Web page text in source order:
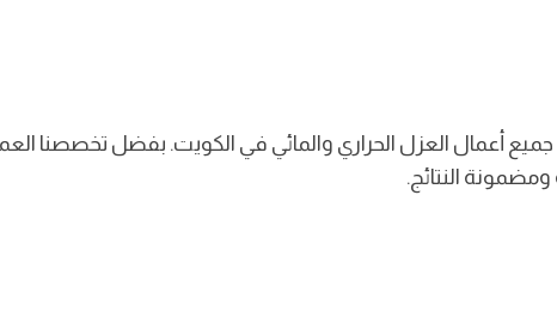
أعمال العزل الحراري والمائي في الكويت. بفضل تخصصنا
النتائج.